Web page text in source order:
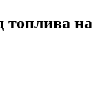
топлива на